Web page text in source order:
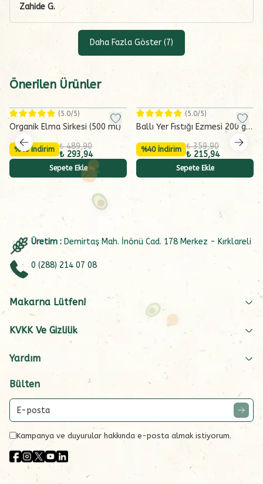
Zahide G.
Daha Fazla Göster (7)
Önerilen Ürünler
(5.0/5)
Organik Elma Sirkesi (500 ml)
%40 İndirim ₺ 489,90
₺ 293,94
Sepete Ekle
(5.0/5)
Ballı Yer Fıstığı Ezmesi 200 g
%40 İndirim ₺ 359,90
₺ 215,94
Sepete Ekle
Üretim : Demirtaş Mah. İnönü Cad. 178 Merkez - Kırklareli
0 (288) 214 07 08
Makarna Lütfen!
KVKK Ve Gizlilik
Yardım
Bülten
Kampanya ve duyurular hakkında e-posta almak istiyorum.